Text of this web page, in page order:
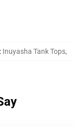
: Inuyasha Tank Tops,